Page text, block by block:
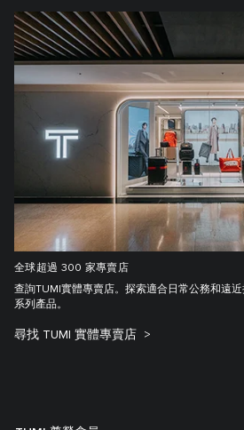
全球超過 300 家專賣店
查詢TUMI實體專賣店。探索適合日常公務和遠
系列產品。
尋找 TUMI 實體專賣店